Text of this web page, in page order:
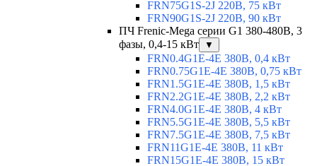
FRN75G1S-2J 220В, 75 кВт
FRN90G1S-2J 220В, 90 кВт
ПЧ Frenic-Mega серии G1 380-480В, 3
фазы, 0,4-15 кВт
▼
FRN0.4G1E-4E 380В, 0,4 кВт
FRN0.75G1E-4E 380В, 0,75 кВт
FRN1.5G1E-4E 380В, 1,5 кВт
FRN2.2G1E-4E 380В, 2,2 кВт
FRN4.0G1E-4E 380В, 4 кВт
FRN5.5G1E-4E 380В, 5,5 кВт
FRN7.5G1E-4E 380В, 7,5 кВт
FRN11G1E-4E 380В, 11 кВт
FRN15G1E-4E 380В, 15 кВт